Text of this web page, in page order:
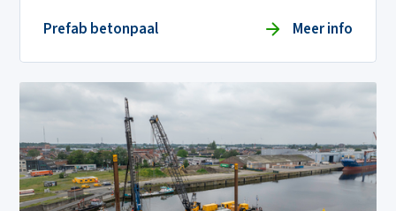
Prefab betonpaal Meer info